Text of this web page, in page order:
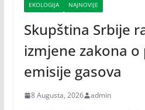
EKOLOGIJA NAJNOVIJE
Skupština Srbije
izmjene zakona o
emisije gasova
8 Augusta, 2026 admin